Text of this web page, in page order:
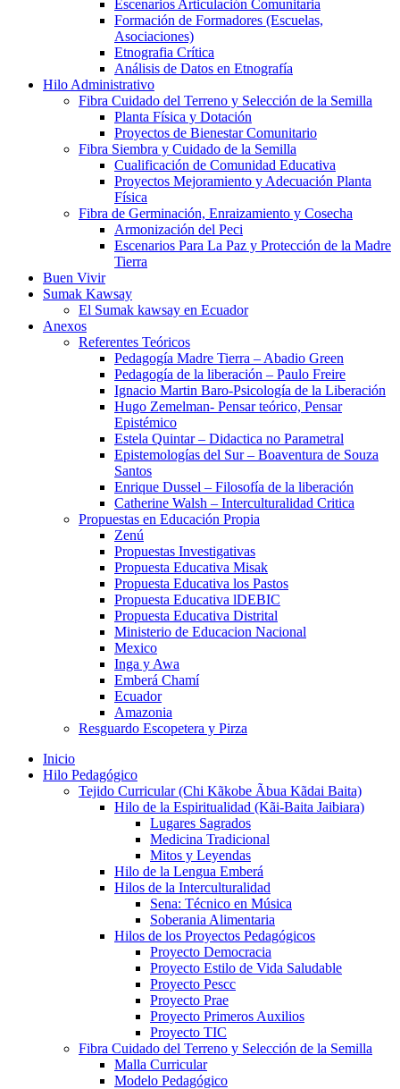
Escenarios Articulación Comunitaria
Formación de Formadores (Escuelas,
Asociaciones)
Etnografia Crítica
Análisis de Datos en Etnografía
Hilo Administrativo
Fibra Cuidado del Terreno y Selección de la Semilla
Planta Física y Dotación
Proyectos de Bienestar Comunitario
Fibra Siembra y Cuidado de la Semilla
Cualificación de Comunidad Educativa
Proyectos Mejoramiento y Adecuación Planta
Física
Fibra de Germinación, Enraizamiento y Cosecha
Armonización del Peci
Escenarios Para La Paz y Protección de la Madre
Tierra
Buen Vivir
Sumak Kawsay
El Sumak kawsay en Ecuador
Anexos
Referentes Teóricos
Pedagogía Madre Tierra – Abadio Green
Pedagogía de la liberación – Paulo Freire
Ignacio Martin Baro-Psicología de la Liberación
Hugo Zemelman- Pensar teórico, Pensar
Epistémico
Estela Quintar – Didactica no Parametral
Epistemologías del Sur – Boaventura de Souza
Santos
Enrique Dussel – Filosofía de la liberación
Catherine Walsh – Interculturalidad Critica
Propuestas en Educación Propia
Zenú
Propuestas Investigativas
Propuesta Educativa Misak
Propuesta Educativa los Pastos
Propuesta Educativa lDEBIC
Propuesta Educativa Distrital
Ministerio de Educacion Nacional
Mexico
Inga y Awa
Emberá Chamí
Ecuador
Amazonia
Resguardo Escopetera y Pirza
Inicio
Hilo Pedagógico
Tejido Curricular (Chi Kãkobe Ãbua Kãdai Baita)
Hilo de la Espiritualidad (Kãi-Baita Jaibiara)
Lugares Sagrados
Medicina Tradicional
Mitos y Leyendas
Hilo de la Lengua Emberá
Hilos de la Interculturalidad
Sena: Técnico en Música
Soberania Alimentaria
Hilos de los Proyectos Pedagógicos
Proyecto Democracia
Proyecto Estilo de Vida Saludable
Proyecto Pescc
Proyecto Prae
Proyecto Primeros Auxilios
Proyecto TIC
Fibra Cuidado del Terreno y Selección de la Semilla
Malla Curricular
Modelo Pedagógico